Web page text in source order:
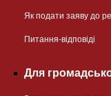
Як подати заяву до
Питання-відповіді
Для